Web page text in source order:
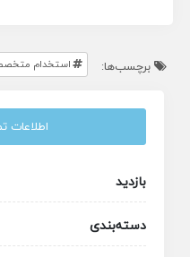
برچسب‌ها: استخدام
اطلاعات
بازدید
دسته‌بندی